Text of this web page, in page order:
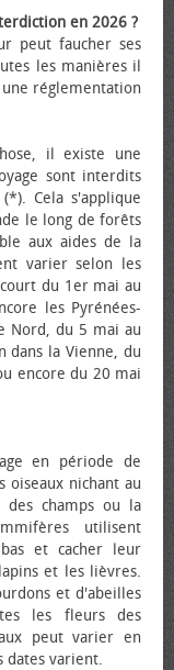
en 2026 ?
peut faucher ses
les manières il
réglementation
il existe une
sont interdits
Cela s'applique
le long de forêts
aux aides de la
varier selon les
du 1er mai au
les Pyrénées-
Nord, du 5 mai au
dans la Vienne, du
encore du 20 mai
en période de
oiseaux nichant au
champs ou la
utilisent
et cacher leur
et les lièvres.
et d'abeilles
les fleurs des
peut varier en
dates varient.